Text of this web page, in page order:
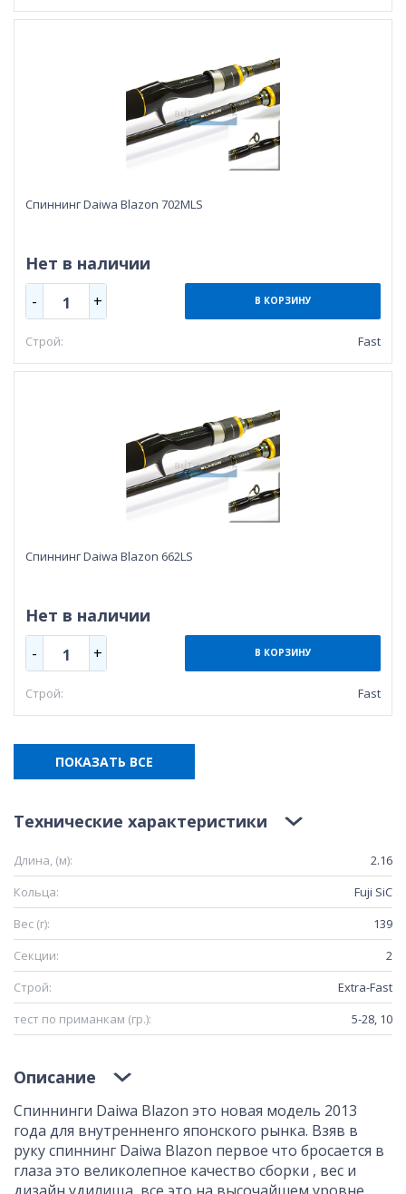
Cпиннинг Daiwa Blazon 702MLS
Нет в наличии
- 1 + В КОРЗИНУ
Строй: Fast
Cпиннинг Daiwa Blazon 662LS
Нет в наличии
- 1 + В КОРЗИНУ
Строй: Fast
ПОКАЗАТЬ ВСЕ
Технические характеристики
Длина, (м):
2.16
Кольца:
Fuji SiC
Вес (г):
139
Секции:
2
Строй:
Extra-Fast
тест по приманкам (гр.):
5-28, 10
Описание
Спиннинги Daiwa Blazon это новая модель 2013
года для внутренненго японского рынка. Взяв в
руку спиннинг Daiwa Blazon первое что бросается в
глаза это великолепное качество сборки , вес и